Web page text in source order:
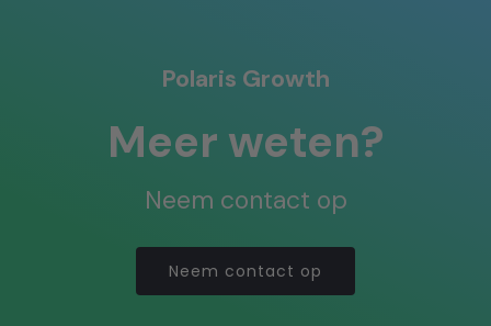
Polaris Growth
Meer weten?
Neem contact op
Neem contact op